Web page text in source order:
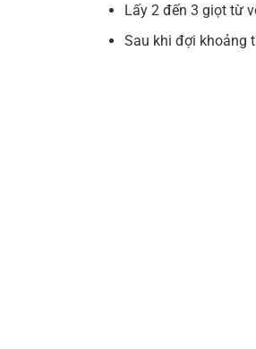
Lấy 2 đến 3 giọt từ
Sau khi đợi khoảng